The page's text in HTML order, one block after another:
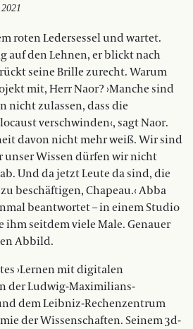
roten Ledersessel und wartet.
auf den Lehnen, er blickt nach
seine Brille zurecht. Warum
mit, Herr Naor? ›Manche sind
nicht zulassen, dass die
verschwinden‹, sagt Naor.
davon nicht mehr weiß. Wir sind
unser Wissen dürfen wir nicht
Und da jetzt Leute da sind, die
beschäftigen, Chapeau.‹ Abba
beantwortet – in einem Studio
ihm seitdem viele Male. Genauer
Abbild.
›Lernen mit digitalen
der Ludwig-Maximilians-
dem Leibniz-Rechenzentrum
der Wissenschaften. Seinem 3d-